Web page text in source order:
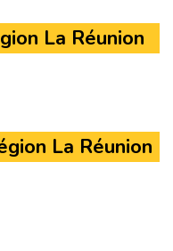
La Réunion
La Réunion